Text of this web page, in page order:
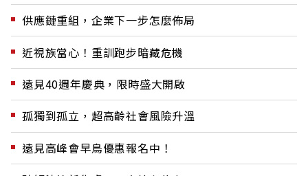
供應鏈重組，企業下一步怎麼佈局
近視族當心！重訓跑步暗藏危機
遠見40週年慶典，限時盛大開啟
孤獨到孤立，超高齡社會風險升溫
遠見高峰會早鳥優惠報名中！